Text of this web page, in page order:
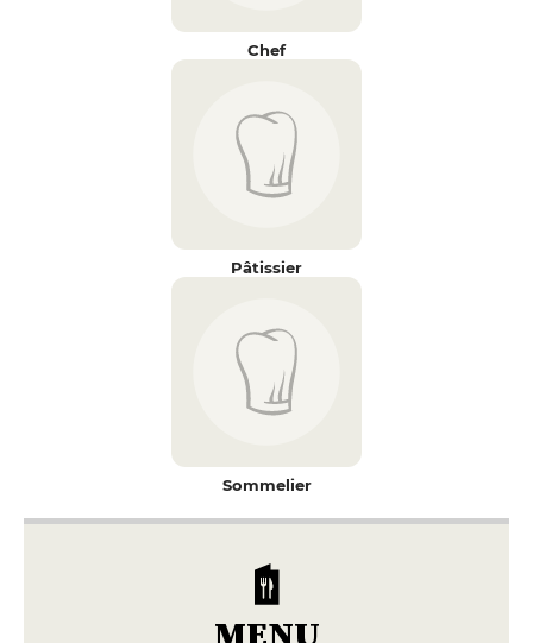
Chef
Pâtissier
Sommelier